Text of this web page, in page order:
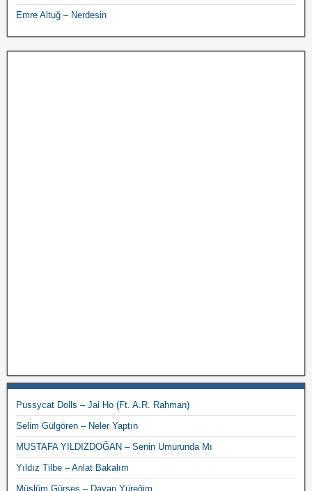
Emre Altuğ – Nerdesin
Pussycat Dolls – Jai Ho (Ft. A.R. Rahman)
Selim Gülgören – Neler Yaptın
MUSTAFA YILDIZDOĞAN – Senin Umurunda Mı
Yıldız Tilbe – Anlat Bakalım
Müslüm Gürses – Dayan Yüreğim